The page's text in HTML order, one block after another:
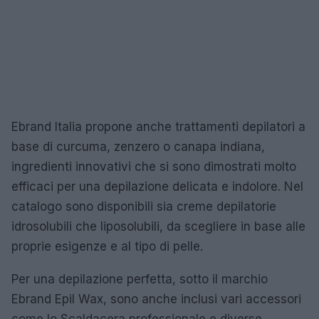
Ebrand Italia propone anche trattamenti depilatori a
base di curcuma, zenzero o canapa indiana,
ingredienti innovativi che si sono dimostrati molto
efficaci per una depilazione delicata e indolore. Nel
catalogo sono disponibili sia creme depilatorie
idrosolubili che liposolubili, da scegliere in base alle
proprie esigenze e al tipo di pelle.
Per una depilazione perfetta, sotto il marchio
Ebrand Epil Wax, sono anche inclusi vari accessori